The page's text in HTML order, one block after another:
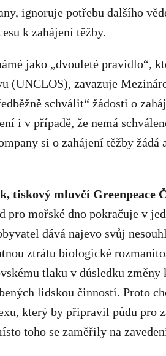
ignoruje potřebu dalšího
k zahájení těžby.
jako „dvouleté pravidlo“,
(UNCLOS), zavazuje
schválit“ žádosti o
i v případě, že nemá
si o zahájení těžby
tiskový mluvčí Greenpeace
pro mořské dno pokračuje v
dává najevo svůj
ztrátu biologické
tlaku v důsledku
lidskou činností. Proto
který by připravil půdu pro
toho se zaměřily na